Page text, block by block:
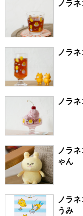
ノラ
ゃん
ノラ
うみ